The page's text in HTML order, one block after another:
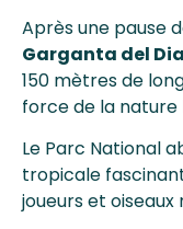
Après une pause
Garganta del
150 mètres de
force de la nature
Le Parc National
tropicale
joueurs et